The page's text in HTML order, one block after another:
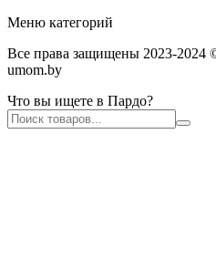
Меню категорий
Все права защищены 2023-2024
umom.by
Что вы ищете в Пардо?